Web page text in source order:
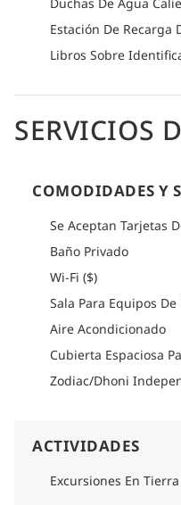
Estación De Recarga
Libros Sobre
SERVICIOS
COMODIDADES Y
Se Aceptan Tarjetas
Baño Privado
Wi-Fi ($)
Sala Para Equipos
Aire Acondicionado
Cubierta Espaciosa
Zodiac/Dhoni
ACTIVIDADES
Excursiones En Tierra